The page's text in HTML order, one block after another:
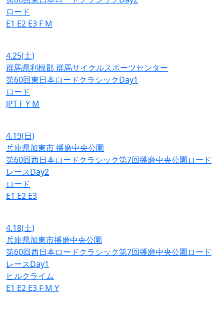
ロード
E1 E2 E3 F M
4.25(土)
群馬県利根郡 群馬サイクルスポーツセンター
第60回東日本ロードクラシックDay1
ロード
JPT FY M
4.19(日)
兵庫県加東市 播磨中央公園
第60回西日本ロードクラシック第7回播磨中央公園ロード
レースDay2
ロード
E1 E2 E3
4.18(土)
兵庫県加東市播磨中央公園
第60回西日本ロードクラシック第7回播磨中央公園ロード
レースDay1
ヒルクライム
E1 E2 E3 F M Y